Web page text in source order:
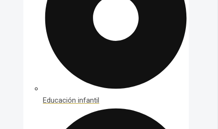
Educación infantil